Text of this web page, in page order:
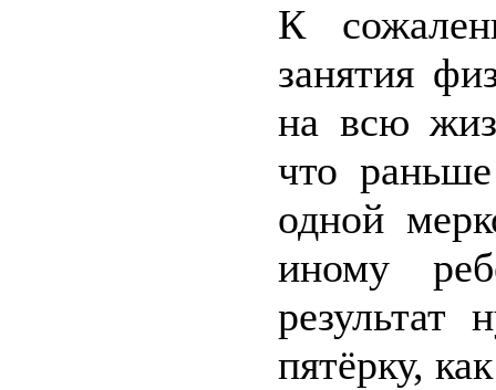
К
занятия
на всю
что
одной
иному
пятёрку,